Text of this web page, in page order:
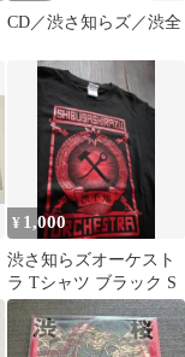
CD／渋さ知らズ／渋全
¥ 1,000
渋さ知らズオーケスト
ラ Tシャツ ブラック S